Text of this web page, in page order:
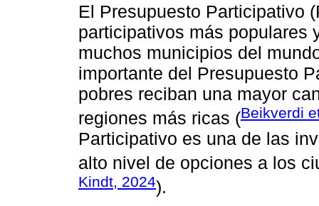
El Presupuesto Participativo
participativos más populares
muchos municipios del
importante del Presupuesto
pobres reciban una mayor
regiones más ricas (Beikverdi
Participativo es una de las
alto nivel de opciones a los
Kindt, 2024).